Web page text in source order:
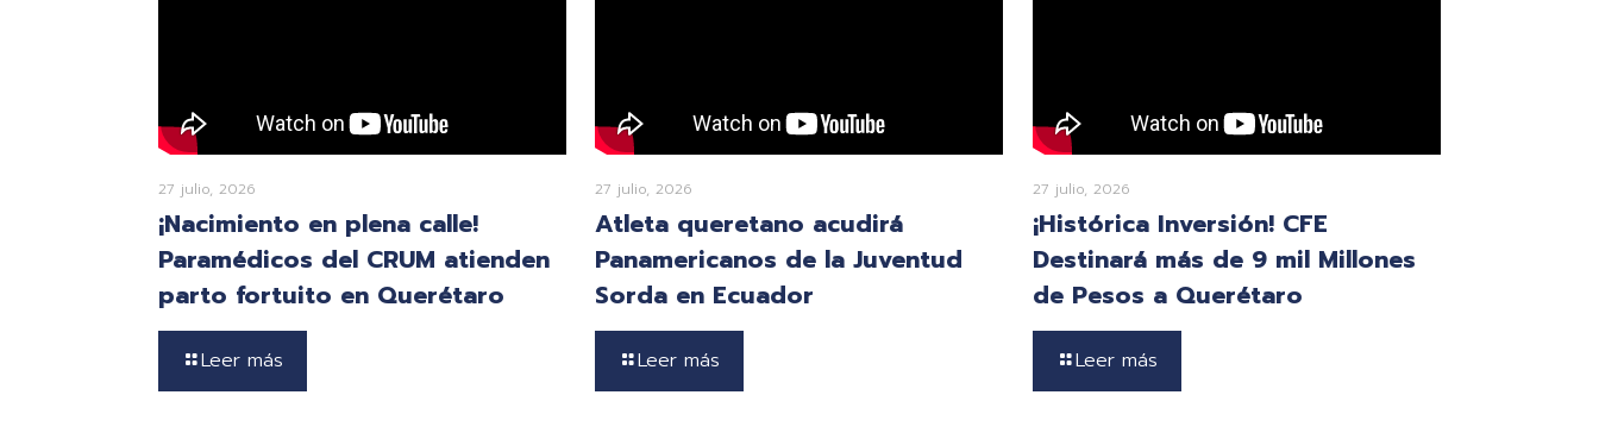
27 julio, 2026
¡Nacimiento en plena calle!
Paramédicos del CRUM atienden
parto fortuito en Querétaro
Leer más
27 julio, 2026
Atleta queretano acudirá
Panamericanos de la Juventud
Sorda en Ecuador
Leer más
27 julio, 2026
¡Histórica Inversión! CFE
Destinará más de 9 mil Millones
de Pesos a Querétaro
Leer más